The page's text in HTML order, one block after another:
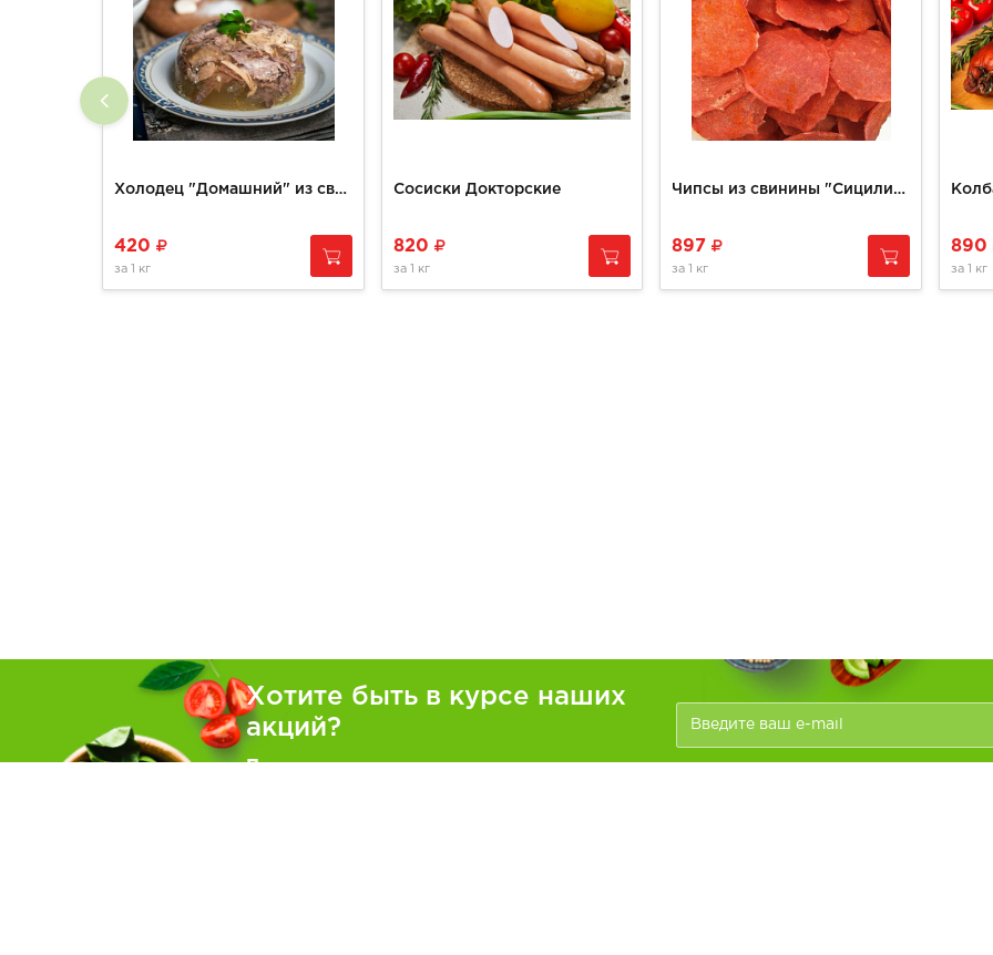
Холодец "Домашний" из свинины/говядина 0,5кг
420
за 1 кг
Сосиски Докторские
820
за 1 кг
Чипсы из свинины "Сицилия"
897
за 1 кг
890
за 1 кг
Хотите быть в курсе наших
акций?
Подпишитесь на рассылку